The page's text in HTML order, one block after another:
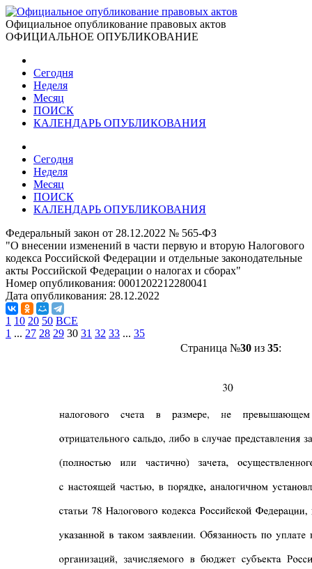
Официальное опубликование правовых актов
ОФИЦИАЛЬНОЕ ОПУБЛИКОВАНИЕ
Сегодня
Неделя
Месяц
ПОИСК
КАЛЕНДАРЬ ОПУБЛИКОВАНИЯ
Сегодня
Неделя
Месяц
ПОИСК
КАЛЕНДАРЬ ОПУБЛИКОВАНИЯ
Федеральный закон от 28.12.2022 № 565-ФЗ
"О внесении изменений в части первую и вторую Налогового
кодекса Российской Федерации и отдельные законодательные
акты Российской Федерации о налогах и сборах"
Номер опубликования: 0001202212280041
Дата опубликования: 28.12.2022
1 10 20 50 ВСЕ
1 ... 27 28 29 30 31 32 33 ... 35
Страница №30из 35: